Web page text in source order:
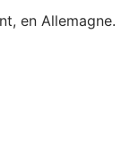
en Allemagne.